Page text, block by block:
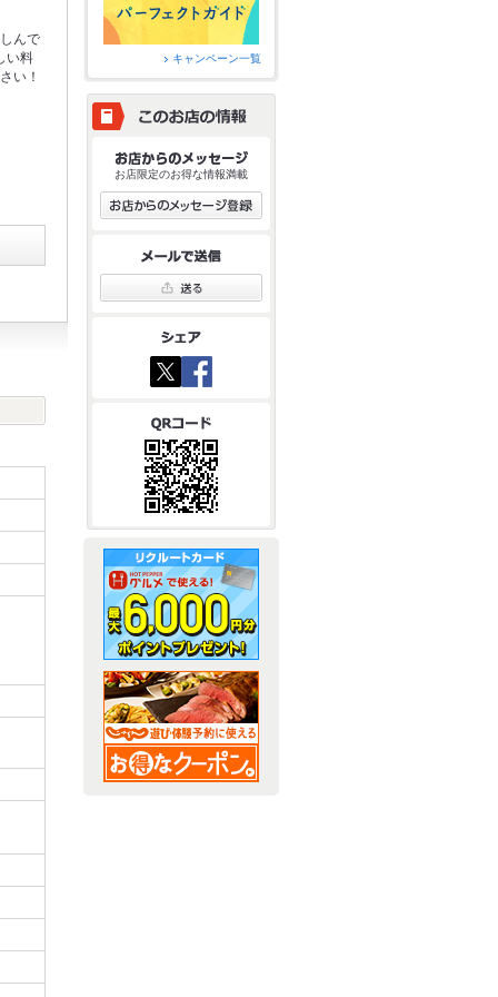
んで
い料
い！
キャンペーン一覧
お店限定のお得な情報満載